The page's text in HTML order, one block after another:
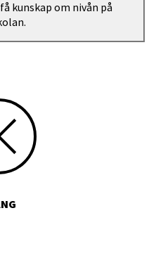
kunskap om nivån på